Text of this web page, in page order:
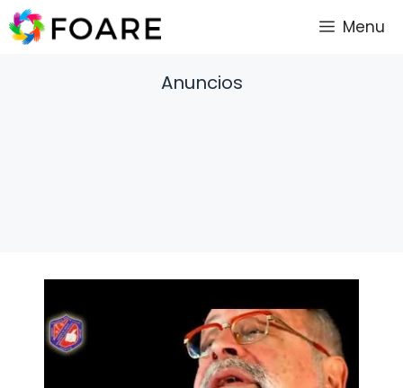
Saltar
al
Menu
Anuncios